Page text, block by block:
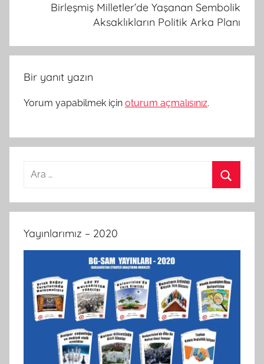
Birleşmiş Milletler’de Yaşanan Sembolik
Aksaklıkların Politik Arka Planı
Bir yanıt yazın
Yorum yapabilmek için oturum açmalısınız.
Arama:
Yayınlarımız – 2020